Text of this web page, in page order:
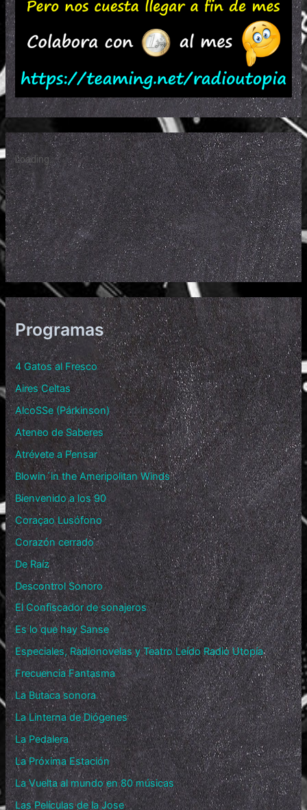
Programas
4 Gatos al Fresco
Aires Celtas
AlcoSSe (Párkinson)
Ateneo de Saberes
Atrévete a Pensar
Blowin´in the Ameripolitan Winds
Bienvenido a los 90
Coraçao Lusófono
Corazón cerrado
De Raíz
Descontrol Sonoro
El Confiscador de sonajeros
Es lo que hay Sanse
Especiales, Radionovelas y Teatro Leído Radio Utopía
Frecuencia Fantasma
La Butaca sonora
La Linterna de Diógenes
La Pedalera
La Próxima Estación
La Vuelta al mundo en 80 músicas
Las Películas de la Jose